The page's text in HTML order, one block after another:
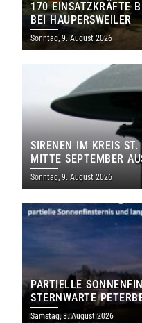
170 EINSATZKRÄFTE
EI HAUPERSWEILER
Sonntag, 9. August 2026
SIRENEN IM KREIS
MITTE SEPTEMBER
Sonntag, 9. August 2026
PARTIELLE
STERNWARTE
IHRE TORE
Samstag, 8. August 2026